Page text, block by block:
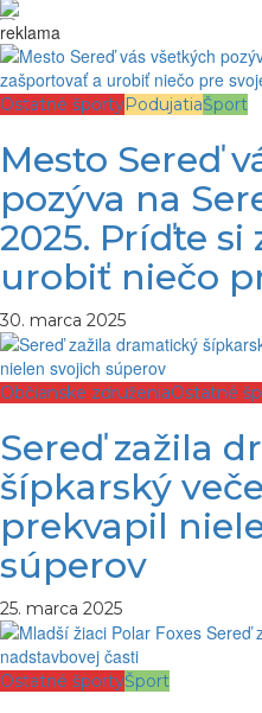
reklama
Ostatné športyPodujatiaŠport
Mesto Sereď
pozýva na
2025. Príďte si
urobiť niečo
30. marca 2025
Občianske združeniaOstatné
Sereď zažila
šípkarský
prekvapil
súperov
25. marca 2025
Ostatné športyŠport